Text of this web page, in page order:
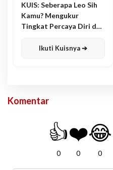
KUIS: Seberapa Leo Sih
Kamu? Mengukur
Tingkat Percaya Diri dan
Ikuti Kuisnya ➔
Komentar
👍
0
❤️
0
😂
0